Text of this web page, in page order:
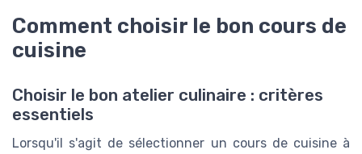
Comment choisir le bon cours de
cuisine
Choisir le bon atelier culinaire : critères
essentiels
Lorsqu'il s'agit de sélectionner un cours de cuisine à